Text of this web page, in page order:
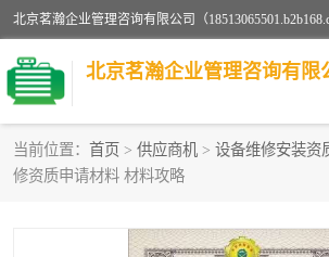
北京茗瀚企业管理咨询有限
当前位置： 首页 > 供应商机 > 设备维修安装资
修资质申请材料 材料攻略
烟道清洗资质
认证服